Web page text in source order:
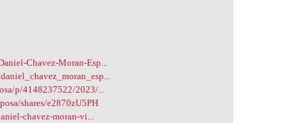
Chavez-Moran-Esp...
p/4148237522/2023/...
shares/e2870zU5PH
chavez-moran-vi...